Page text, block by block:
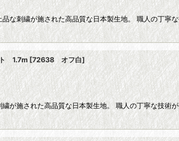
刺繍が施された高品質な日本製生地。 職人の丁寧
ト 1.7m [72638 オフ白]
施された高品質な日本製生地。 職人の丁寧な技術